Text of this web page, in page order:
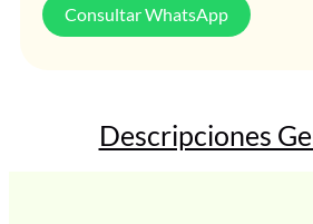
Consultar WhatsApp
Descripciones